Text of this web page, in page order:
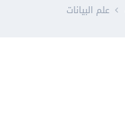
علم البيانات